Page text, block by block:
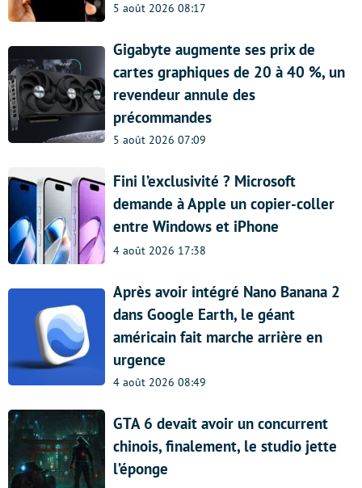
5 août 2026 08:17
Gigabyte augmente ses prix de
cartes graphiques de 20 à 40 %, un
revendeur annule des
précommandes
5 août 2026 07:09
Fini l’exclusivité ? Microsoft
demande à Apple un copier-coller
entre Windows et iPhone
4 août 2026 17:38
Après avoir intégré Nano Banana 2
dans Google Earth, le géant
américain fait marche arrière en
urgence
4 août 2026 08:49
GTA 6 devait avoir un concurrent
chinois, finalement, le studio jette
l’éponge